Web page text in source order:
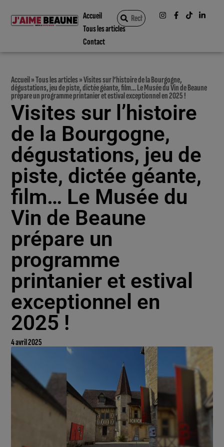
Accueil
Tous les articles
Contact
Accueil»Tous les articles»Visites sur l’histoire de la Bourgogne,
dégustations, jeu de piste, dictée géante, film… Le Musée du Vin de Beaune
prépare un programme printanier et estival exceptionnel en 2025 !
Visites sur l’histoire
de la Bourgogne,
dégustations, jeu de
piste, dictée géante,
film… Le Musée du
Vin de Beaune
prépare un
programme
printanier et estival
exceptionnel en
2025 !
4 avril 2025